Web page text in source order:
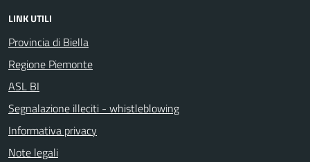
LINK UTILI
Provincia di Biella
Regione Piemonte
ASL BI
Segnalazione illeciti - whistleblowing
Informativa privacy
Note legali